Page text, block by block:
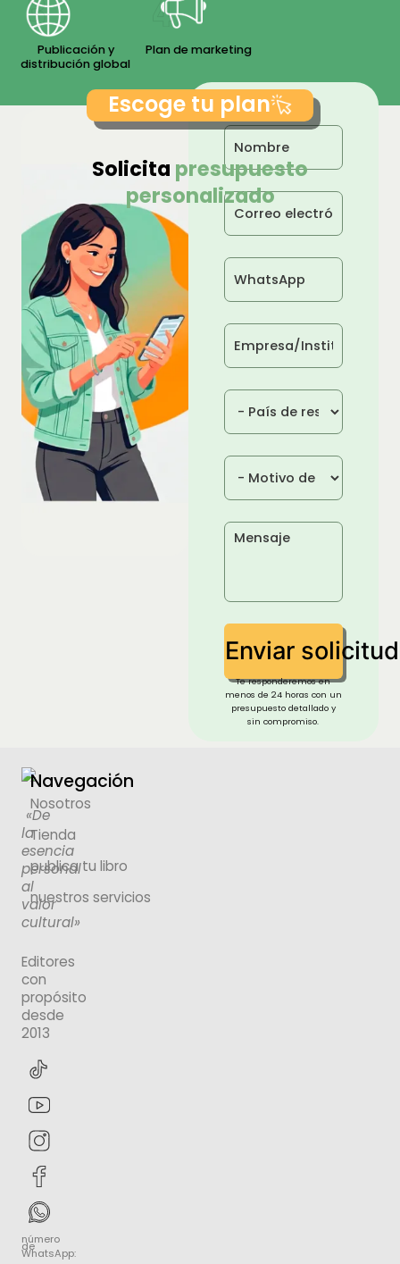
Publicación y
distribución global
Plan de marketing
Escoge tu plan
Solicita presupuesto
personalizado
Enviar solicitud
Te responderemos en
menos de 24 horas con un
presupuesto detallado y
sin compromiso.
«De
la
esencia
personal
al
valor
cultural»
Editores
con
propósito
desde
2013
número
de
WhatsApp:
Navegación
Nosotros
Tienda
publica tu libro
nuestros servicios